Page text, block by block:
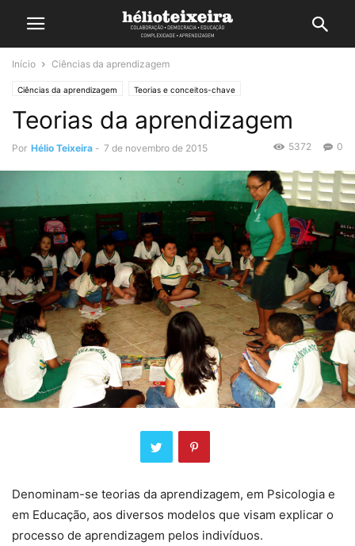
Início Ciências da aprendizagem
Ciências da aprendizagem Teorias e conceitos-chave
Teorias da aprendizagem
Por Hélio Teixeira - 7 de novembro de 2015 0
5372
Denominam-se teorias da aprendizagem, em Psicologia e
em Educação, aos diversos modelos que visam explicar o
processo de aprendizagem pelos indivíduos.